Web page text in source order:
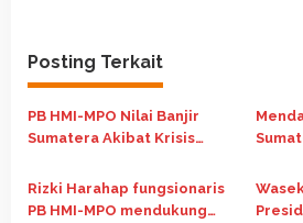
a
s
i
p
o
s
Posting Terkait
PB HMI-MPO Nilai Banjir
Sumatera Akibat Krisis
Cabut 28 Izin Korporasi
Rizki Harahap fungsionaris
PB HMI-MPO mendukung